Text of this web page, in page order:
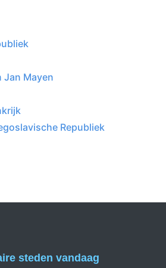
Mayen
Republiek
steden vandaag